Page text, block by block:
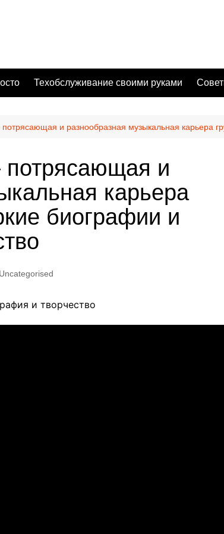
Техобслуживание своими руками
и разнообразная музыкальная карьера
и
карьера
биографии и
Uncategorised